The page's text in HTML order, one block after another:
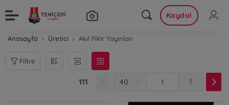
Kaydol
Anasayfa Üretici Akıl Fikir Yayınları
Filtre
111 3